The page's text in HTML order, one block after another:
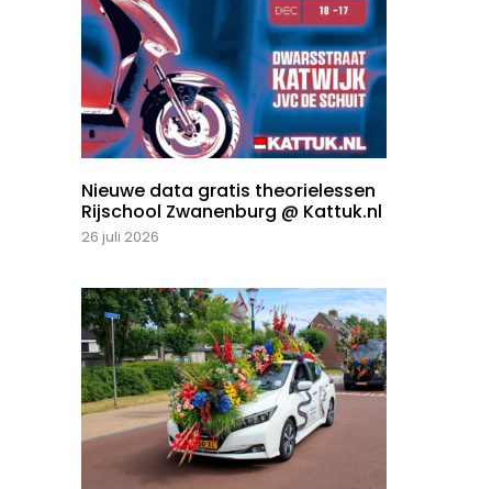
Nieuwe data gratis theorielessen
Rijschool Zwanenburg @ Kattuk.nl
26 juli 2026